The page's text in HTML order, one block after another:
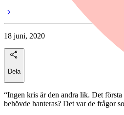
18 juni, 2020
Dela
“Ingen kris är den andra lik. Det
behövde hanteras? Det var de frågor